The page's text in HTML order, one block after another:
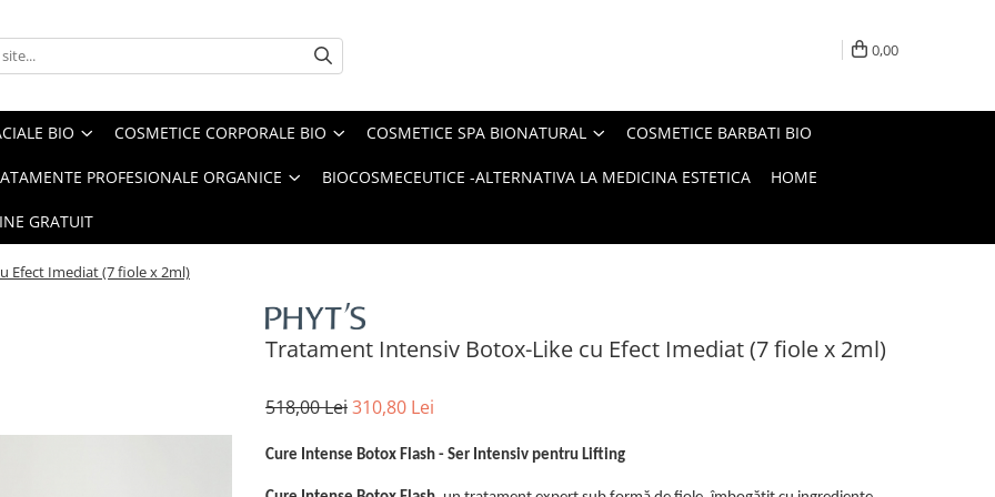
0,00
BIO COSMETICE CORPORALE BIO COSMETICE SPA BIONATURAL COSMETICE BARBATI BIO
PROFESIONALE ORGANICE BIOCOSMECEUTICE -ALTERNATIVA LA MEDICINA ESTETICA HOME
GRATUIT
Efect Imediat (7 fiole x 2ml)
Tratament Intensiv Botox-Like cu Efect Imediat (7 fiole x 2ml)
518,00 Lei310,80 Lei
Cure Intense Botox Flash - Ser Intensiv pentru Lifting